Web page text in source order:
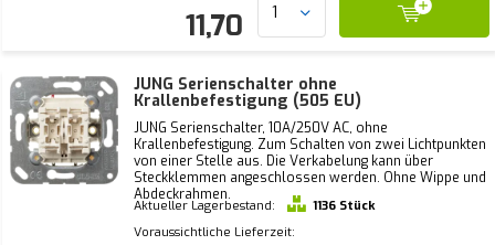
11,70
JUNG Serienschalter ohne
Krallenbefestigung (505 EU)
JUNG Serienschalter, 10A/250V AC, ohne
Krallenbefestigung. Zum Schalten von zwei Lichtpunkten
von einer Stelle aus. Die Verkabelung kann über
Steckklemmen angeschlossen werden. Ohne Wippe und
Abdeckrahmen.
Aktueller Lagerbestand:
1136 Stück
Voraussichtliche Lieferzeit: